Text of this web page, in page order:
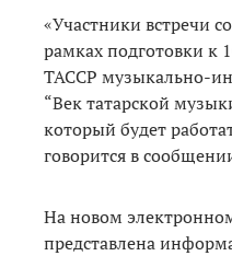
«Участники встречи
рамках подготовки к
ТАССР музыкально-
“Век татарской
который будет
говорится в
На новом
представлена